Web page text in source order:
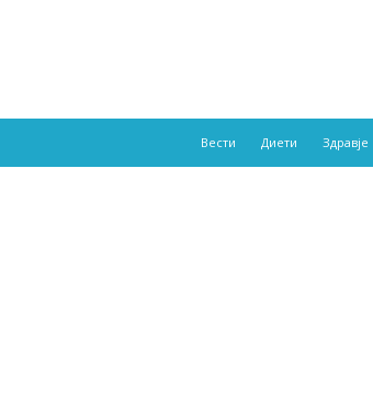
Вести Диети Здравје